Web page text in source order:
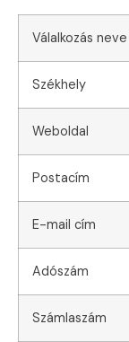
Válalkozás neve
Székhely
Weboldal
Postacím
E-mail cím
Adószám
Számlaszám